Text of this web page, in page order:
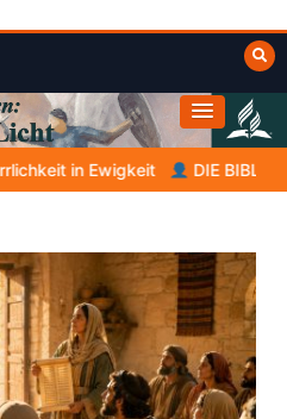
Bibel
PERSON DES TAGES |